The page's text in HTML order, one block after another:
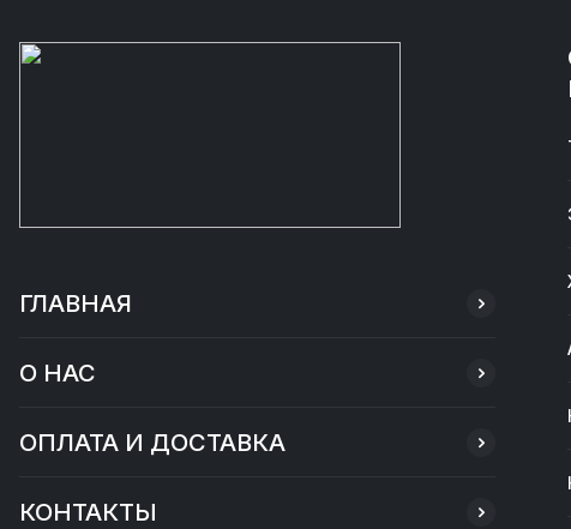
ГЛАВНАЯ
О НАС
ОПЛАТА И ДОСТАВКА
КОНТАКТЫ